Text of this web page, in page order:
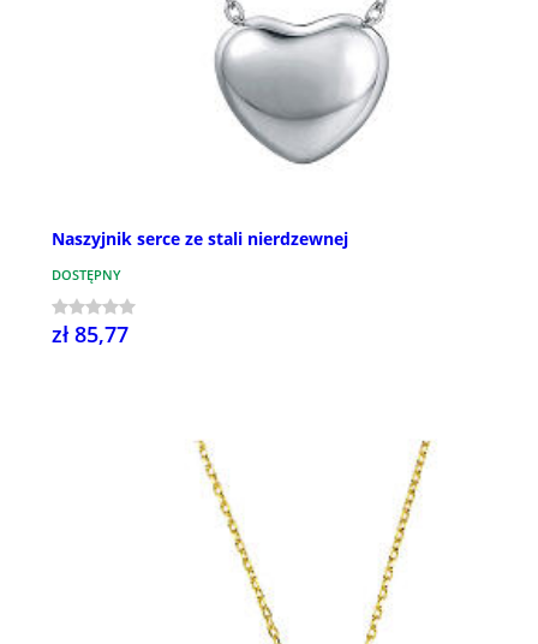
Naszyjnik serce ze stali nierdzewnej
DOSTĘPNY
zł 85,77